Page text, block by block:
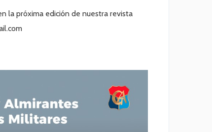
la próxima edición de nuestra revista